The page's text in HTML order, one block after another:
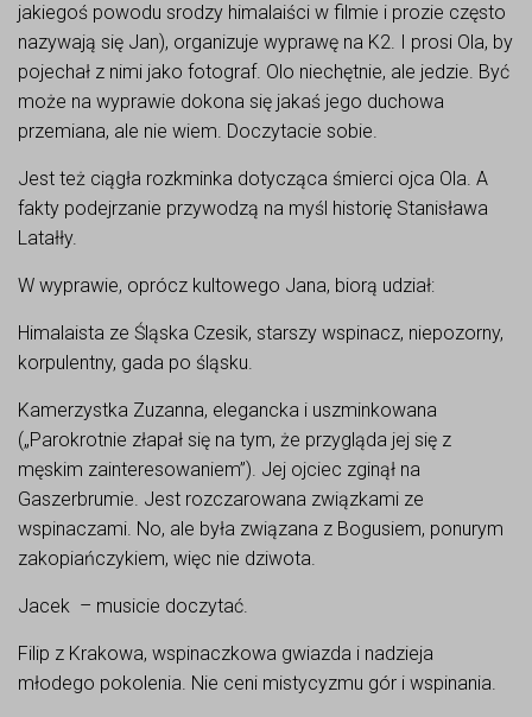
jakiegoś powodu srodzy himalaiści w filmie i prozie często
nazywają się Jan), organizuje wyprawę na K2. I prosi Ola, by
pojechał z nimi jako fotograf. Olo niechętnie, ale jedzie. Być
może na wyprawie dokona się jakaś jego duchowa
przemiana, ale nie wiem. Doczytacie sobie.
Jest też ciągła rozkminka dotycząca śmierci ojca Ola. A
fakty podejrzanie przywodzą na myśl historię Stanisława
Latałły.
W wyprawie, oprócz kultowego Jana, biorą udział:
Himalaista ze Śląska Czesik, starszy wspinacz, niepozorny,
korpulentny, gada po śląsku.
Kamerzystka Zuzanna, elegancka i uszminkowana
(„Parokrotnie złapał się na tym, że przygląda jej się z
męskim zainteresowaniem”). Jej ojciec zginął na
Gaszerbrumie. Jest rozczarowana związkami ze
wspinaczami. No, ale była związana z Bogusiem, ponurym
zakopiańczykiem, więc nie dziwota.
Jacek – musicie doczytać.
Filip z Krakowa, wspinaczkowa gwiazda i nadzieja
młodego pokolenia. Nie ceni mistycyzmu gór i wspinania.